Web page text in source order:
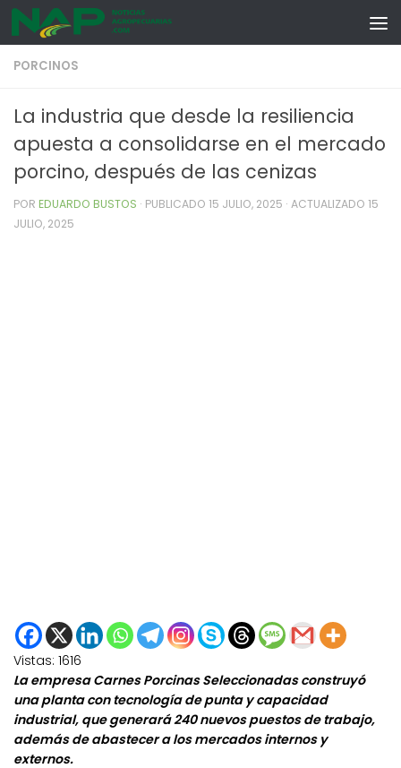
Skip to content
PORCINOS
La industria que desde la resiliencia
apuesta a consolidarse en el mercado
porcino, después de las cenizas
POR EDUARDO BUSTOS · PUBLICADO 15 JULIO, 2025 · ACTUALIZADO 15
JULIO, 2025
Vistas: 1616
La empresa Carnes Porcinas Seleccionadas construyó
una planta con tecnología de punta y capacidad
industrial, que generará 240 nuevos puestos de trabajo,
además de abastecer a los mercados internos y
externos.